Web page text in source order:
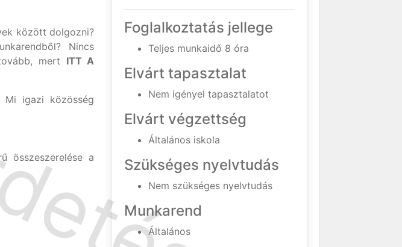
között dolgozni?
Nincs
mert ITT A
igazi közösség
összeszerelése a
Foglalkoztatás jellege
Teljes munkaidő 8 óra
Elvárt tapasztalat
Nem igényel tapasztalatot
Elvárt végzettség
Általános iskola
Szükséges nyelvtudás
Nem szükséges nyelvtudás
Munkarend
Általános